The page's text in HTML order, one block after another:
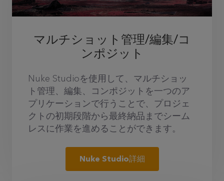
マルチショット管理/編集/コ
ンポジット
Nuke Studioを使用して、マルチショッ
ト管理、編集、コンポジットを一つのア
プリケーションで行うことで、プロジェ
クトの初期段階から最終納品までシーム
レスに作業を進めることができます。
Nuke Studio詳細